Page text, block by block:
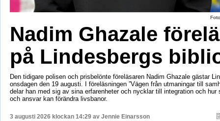
Nadim Ghazale
på Lindesbergs
Den tidigare polisen och prisbelönte föreläsaren Nadim Ghazale gästar
onsdagen den 19 augusti. I föreläsningen ”Vägen från utmaningar till
delar han med sig av sina erfarenheter och nycklar till integration och hur
och ansvar kan förändra livsbanor.
3 augusti 2026 klockan 14:29 av Jennie Einarsson